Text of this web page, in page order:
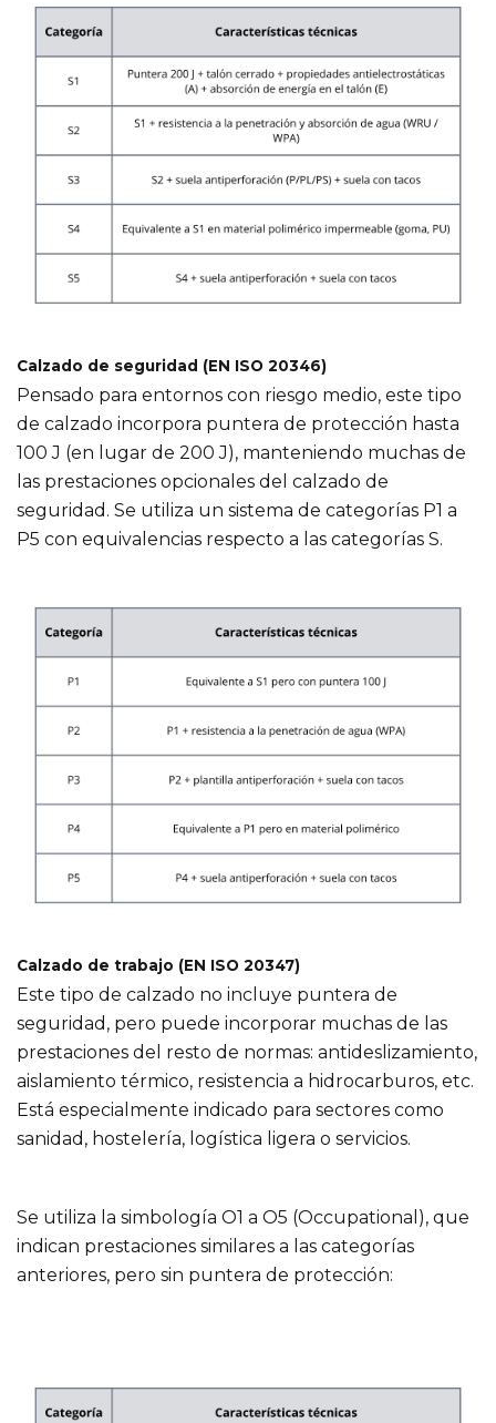
Calzado de seguridad (EN ISO 20346)
Pensado para entornos con riesgo medio, este tipo
de calzado incorpora puntera de protección hasta
100 J (en lugar de 200 J), manteniendo muchas de
las prestaciones opcionales del calzado de
seguridad. Se utiliza un sistema de categorías P1 a
P5 con equivalencias respecto a las categorías S.
Calzado de trabajo (EN ISO 20347)
Este tipo de calzado no incluye puntera de
seguridad, pero puede incorporar muchas de las
prestaciones del resto de normas: antideslizamiento,
aislamiento térmico, resistencia a hidrocarburos, etc.
Está especialmente indicado para sectores como
sanidad, hostelería, logística ligera o servicios.
Se utiliza la simbología O1 a O5 (Occupational), que
indican prestaciones similares a las categorías
anteriores, pero sin puntera de protección: